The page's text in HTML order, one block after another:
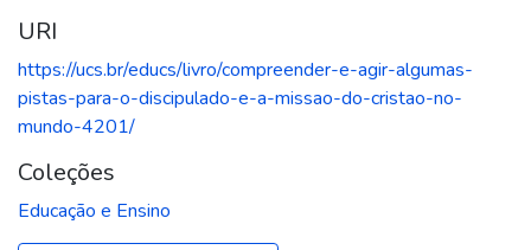
URI
https://ucs.br/educs/livro/compreender-e-agir-algumas-
pistas-para-o-discipulado-e-a-missao-do-cristao-no-
mundo-4201/
Coleções
Educação e Ensino